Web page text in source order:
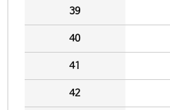
39
40
41
42